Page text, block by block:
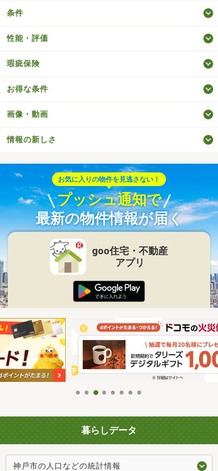
条件
性能・評価
瑕疵保険
お得な条件
画像・動画
情報の新しさ
お気に入りの物件を見逃さない！
プッシュ通知で
最新の物件情報が届く
goo住宅・不動産
アプリ
暮らしデータ
神戸市の人口などの統計情報